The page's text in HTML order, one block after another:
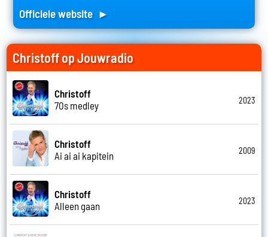
Officiele website ►
Christoff op Jouwradio
Christoff
70s medley
2023
Christoff
Ai ai ai kapitein
2009
Christoff
Alleen gaan
2023